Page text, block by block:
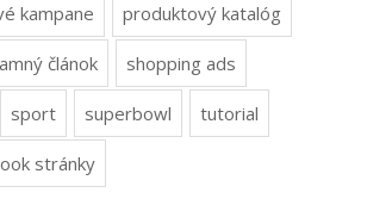
kampane produktový katalóg
článok shopping ads
sport superbowl tutorial
stránky